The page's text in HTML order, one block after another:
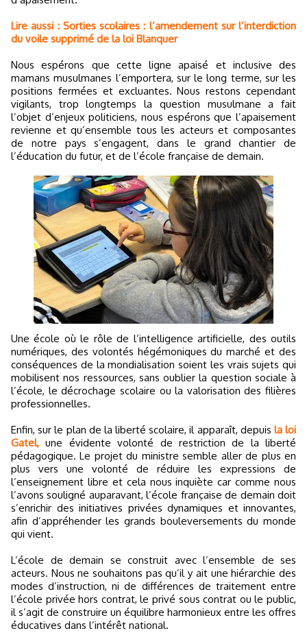
Lire aussi : Sorties scolaires : l’amendement sur l’interdiction
du voile supprimé de la loi Blanquer
Nous espérons que cette ligne apaisé et inclusive des
mamans musulmanes l’emportera, sur le long terme, sur les
positions fermées et excluantes. Nous restons cependant
vigilants, trop longtemps la question musulmane a fait
l’objet d’enjeux politiciens, nous espérons que l’apaisement
revienne et qu’ensemble tous les acteurs et composantes
de notre pays s’engagent, dans le grand chantier de
l’éducation du futur, et de l’école française de demain.
Une école où le rôle de l’intelligence artificielle, des outils
numériques, des volontés hégémoniques du marché et des
conséquences de la mondialisation soient les vrais sujets qui
mobilisent nos ressources, sans oublier la question sociale à
l’école, le décrochage scolaire ou la valorisation des filières
professionnelles.
Enfin, sur le plan de la liberté scolaire, il apparaît, depuis la loi
Gatel, une évidente volonté de restriction de la liberté
pédagogique. Le projet du ministre semble aller de plus en
plus vers une volonté de réduire les expressions de
l’enseignement libre et cela nous inquiète car comme nous
l’avons souligné auparavant, l’école française de demain doit
s’enrichir des initiatives privées dynamiques et innovantes,
afin d’appréhender les grands bouleversements du monde
qui vient.
L’école de demain se construit avec l’ensemble de ses
acteurs. Nous ne souhaitons pas qu’il y ait une hiérarchie des
modes d’instruction, ni de différences de traitement entre
l’école privée hors contrat, le privé sous contrat ou le public,
il s’agit de construire un équilibre harmonieux entre les offres
éducatives dans l’intérêt national.